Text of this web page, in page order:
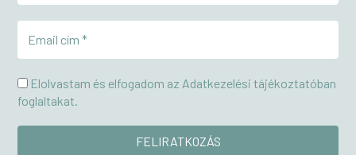
Elolvastam és elfogadom az Adatkezelési tájékoztatóban
foglaltakat.